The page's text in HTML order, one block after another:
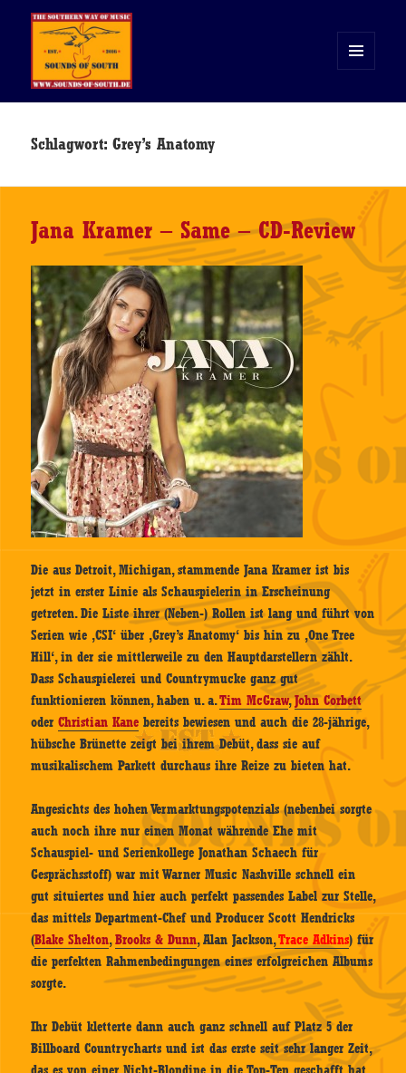
WIDGETS
Schlagwort:Grey’s Anatomy
Jana Kramer – Same – CD-Review
Die aus Detroit, Michigan, stammende Jana Kramer ist bis
jetzt in erster Linie als Schauspielerin in Erscheinung
getreten. Die Liste ihrer (Neben-) Rollen ist lang und führt von
Serien wie ‚CSI‘ über ‚Grey’s Anatomy‘ bis hin zu ‚One Tree
Hill‘, in der sie mittlerweile zu den Hauptdarstellern zählt.
Dass Schauspielerei und Countrymucke ganz gut
funktionieren können, haben u. a.Tim McGraw,John Corbett
oderChristian Kane bereits bewiesen und auch die 28-jährige,
hübsche Brünette zeigt bei ihrem Debüt, dass sie auf
musikalischem Parkett durchaus ihre Reize zu bieten hat.
Angesichts des hohen Vermarktungspotenzials (nebenbei sorgte
auch noch ihre nur einen Monat währende Ehe mit
Schauspiel- und Serienkollege Jonathan Schaech für
Gesprächsstoff) war mit Warner Music Nashville schnell ein
gut situiertes und hier auch perfekt passendes Label zur Stelle,
das mittels Department-Chef und Producer Scott Hendricks
(Blake Shelton,Brooks & Dunn,Alan Jackson, Trace Adkins) für
die perfekten Rahmenbedingungen eines erfolgreichen Albums
sorgte.
Ihr Debüt kletterte dann auch ganz schnell auf Platz 5 der
Billboard Countrycharts und ist das erste seit sehr langer Zeit,